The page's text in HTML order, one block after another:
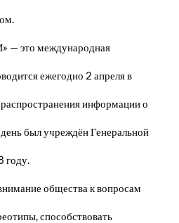
это международная
ежегодно 2 апреля в
информации о
был учреждён Генеральной
году.
общества к вопросам
способствовать